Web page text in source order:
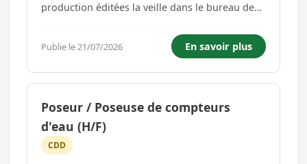
production éditées la veille dans le bureau de
composition des menus via les fiches de
production, planifier la confection des
pâtisseries, desserts...
Publie le 21/07/2026 En savoir plus
Poseur / Poseuse de compteurs
d'eau (H/F)
CDD